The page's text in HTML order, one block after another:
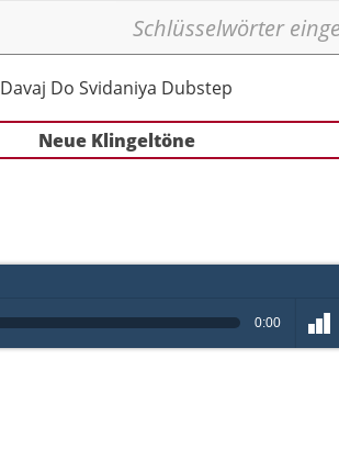
Davaj Do Svidaniya Dubstep
Neue Klingeltöne
0:00